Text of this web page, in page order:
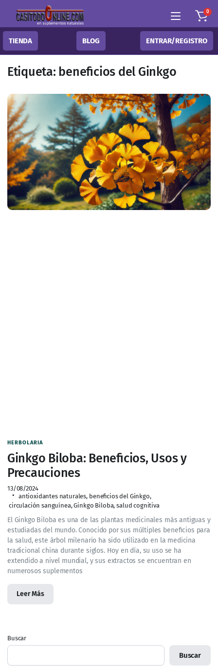
0
TIENDA BLOG ENTRAR/REGISTRO
Etiqueta: beneficios del Ginkgo
HERBOLARIA
Ginkgo Biloba: Beneficios, Usos y
Precauciones
13/08/2024
antioxidantes naturales, beneficios del Ginkgo,
circulación sanguínea, Ginkgo Biloba, salud cognitiva
El Ginkgo Biloba es una de las plantas medicinales más antiguas y
estudiadas del mundo. Conocido por sus múltiples beneficios para
la salud, este árbol milenario ha sido utilizado en la medicina
tradicional china durante siglos. Hoy en día, su uso se ha
extendido a nivel mundial, y sus extractos se encuentran en
numerosos suplementos
Leer Más
Buscar
Buscar